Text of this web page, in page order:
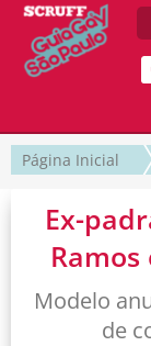
Página Inicial
Ex-
Modelo
de